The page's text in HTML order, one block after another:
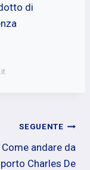
di
SEGUENTE
Come andare da
Charles De